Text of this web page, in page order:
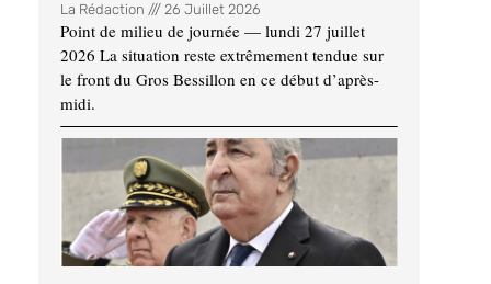
La Rédaction 26 Juillet 2026
Point de milieu de journée — lundi 27 juillet
2026 La situation reste extrêmement tendue sur
le front du Gros Bessillon en ce début d’après-
midi.